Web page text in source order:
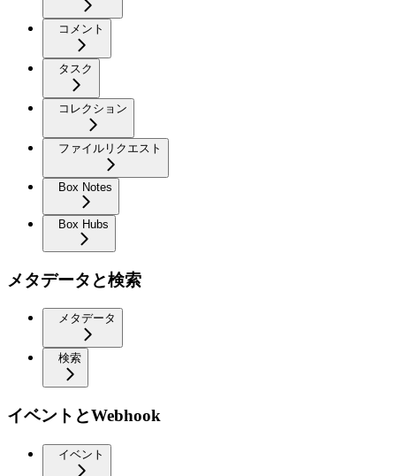
コメント
タスク
コレクション
ファイルリクエスト
Box Notes
Box Hubs
メタデータと検索
メタデータ
検索
イベントとWebhook
イベント